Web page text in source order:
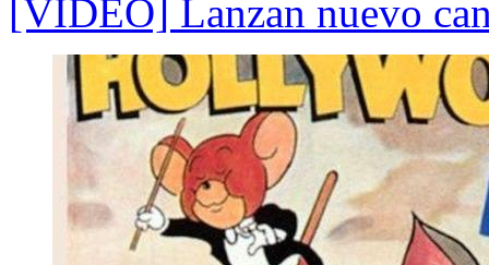
[VIDEO] Lanzan nuevo